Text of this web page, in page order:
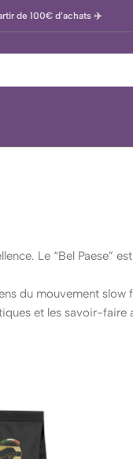
de 100€ d’achats ✈️
Le “Bel Paese”
du mouvement
et les savoir-